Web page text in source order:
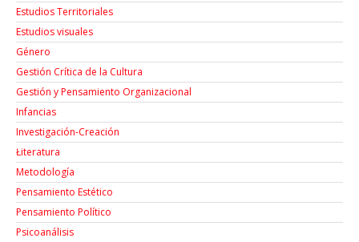
Estudios Territoriales
Estudios visuales
Género
Gestión Crítica de la Cultura
Gestión y Pensamiento Organizacional
Infancias
Investigación-Creación
Łiteratura
Metodología
Pensamiento Estético
Pensamiento Político
Psicoanálisis